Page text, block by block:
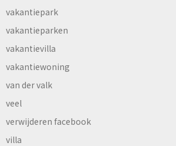
vakantiepark
vakantieparken
vakantievilla
vakantiewoning
van der valk
veel
verwijderen facebook
villa